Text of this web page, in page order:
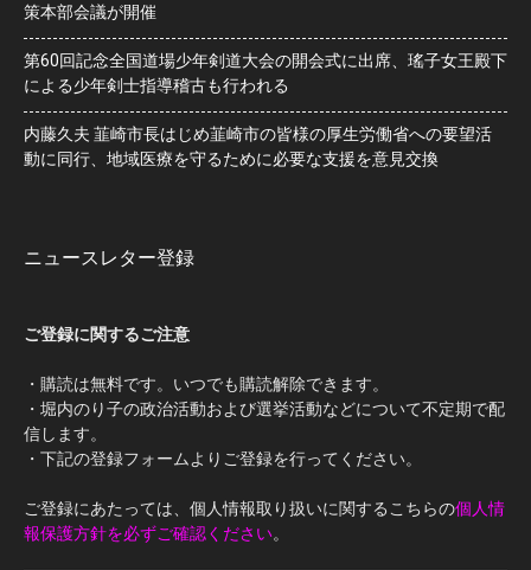
策本部会議が開催
第60回記念全国道場少年剣道大会の開会式に出席、瑤子女王殿下
による少年剣士指導稽古も行われる
内藤久夫 韮崎市長はじめ韮崎市の皆様の厚生労働省への要望活
動に同行、地域医療を守るために必要な支援を意見交換
ニュースレター登録
ご登録に関するご注意
・購読は無料です。いつでも購読解除できます。
・堀内のり子の政治活動および選挙活動などについて不定期で配
信します。
・下記の登録フォームよりご登録を行ってください。
ご登録にあたっては、個人情報取り扱いに関するこちらの個人情
報保護方針を必ずご確認ください。